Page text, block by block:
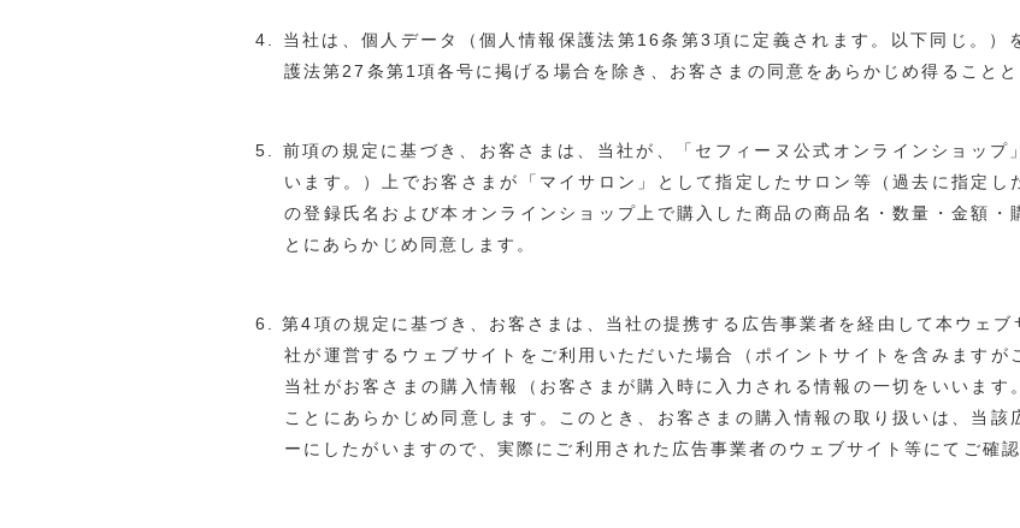
当社は、個人データ（個人情報保護法第16条第3項に定義されます。以下同じ。）
護法第27条第1項各号に掲げる場合を除き、お客さまの同意をあらかじめ得ることと
前項の規定に基づき、お客さまは、当社が、「セフィーヌ公式オンラインショップ
います。）上でお客さまが「マイサロン」として指定したサロン等（過去に指定し
の登録氏名および本オンラインショップ上で購入した商品の商品名・数量・金額・
とにあらかじめ同意します。
第4項の規定に基づき、お客さまは、当社の提携する広告事業者を経由して本ウェ
社が運営するウェブサイトをご利用いただいた場合（ポイントサイトを含みますが
当社がお客さまの購入情報（お客さまが購入時に入力される情報の一切をいいます
ことにあらかじめ同意します。このとき、お客さまの購入情報の取り扱いは、当該
ーにしたがいますので、実際にご利用された広告事業者のウェブサイト等にてご確認